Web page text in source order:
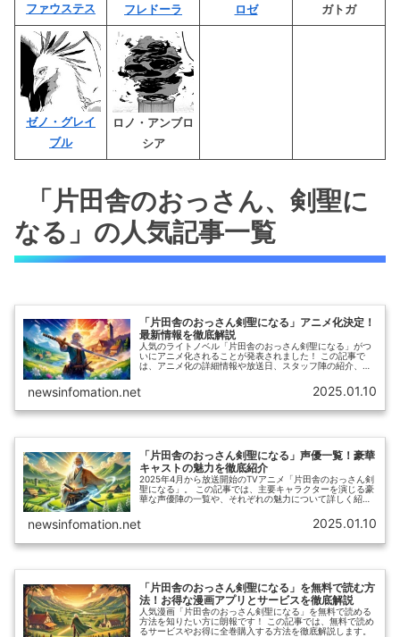
ファウステス フレドーラ ロゼ ガトガ
ゼノ・グレイ
ブル
ロノ・アンブロ
シア
「片田舎のおっさん、剣聖に
なる」の人気記事一覧
「片田舎のおっさん剣聖になる」アニメ化決定！
最新情報を徹底解説
人気のライトノベル「片田舎のおっさん剣聖になる」がつ
いにアニメ化されることが発表されました！ この記事で
は、アニメ化の詳細情報や放送日、スタッフ陣の紹介、そ
newsinfomation.net 2025.01.10
「片田舎のおっさん剣聖になる」声優一覧！豪華
キャストの魅力を徹底紹介
2025年4月から放送開始のTVアニメ「片田舎のおっさん剣
聖になる」。 この記事では、主要キャラクターを演じる豪
華な声優陣の一覧や、それぞれの魅力について詳しく紹介
newsinfomation.net 2025.01.10
「片田舎のおっさん剣聖になる」を無料で読む方
法！お得な漫画アプリとサービスを徹底解説
人気漫画「片田舎のおっさん剣聖になる」を無料で読める
方法を知りたい方に朗報です！ この記事では、無料で読め
るサービスやお得に全巻購入する方法を徹底解説します。